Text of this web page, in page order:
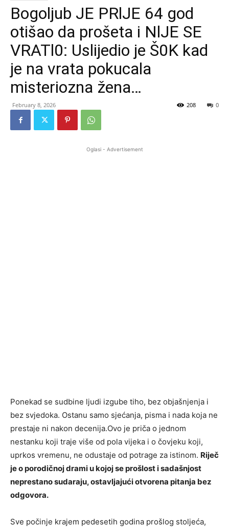
Bogoljub JE PRlJE 64 god
otišao da prošeta i NlJE SE
VRATl0: Uslijedio je Š0K kad
je na vrata pokucala
misteriozna žena…
February 8, 2026 0
208
Oglasi - Advertisement
Ponekad se sudbine ljudi izgube tiho, bez objašnjenja i
bez svjedoka. Ostanu samo sjećanja, pisma i nada koja ne
prestaje ni nakon decenija.Ovo je priča o jednom
nestanku koji traje više od pola vijeka i o čovjeku koji,
uprkos vremenu, ne odustaje od potrage za istinom. Riječ
je o porodičnoj drami u kojoj se prošlost i sadašnjost
neprestano sudaraju, ostavljajući otvorena pitanja bez
odgovora.
Sve počinje krajem pedesetih godina prošlog stoljeća,